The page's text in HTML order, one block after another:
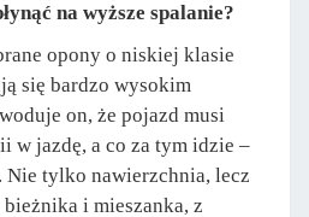
na wyższe spalanie?
opony o niskiej klasie
się bardzo wysokim
on, że pojazd musi
w jazdę, a co za tym idzie –
tylko nawierzchnia, lecz
i mieszanka, z